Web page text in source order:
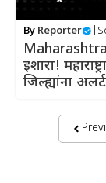
By Reporter
इशारा!
जिल्ह्यांना अलर्ट